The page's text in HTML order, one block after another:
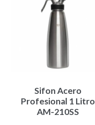
Sifon Acero
Profesional 1 Litro
AM-210SS